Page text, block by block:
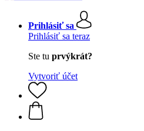
Prihlásiť sa
Prihlásiť sa teraz
Ste tu prvýkrát?
Vytvoriť účet